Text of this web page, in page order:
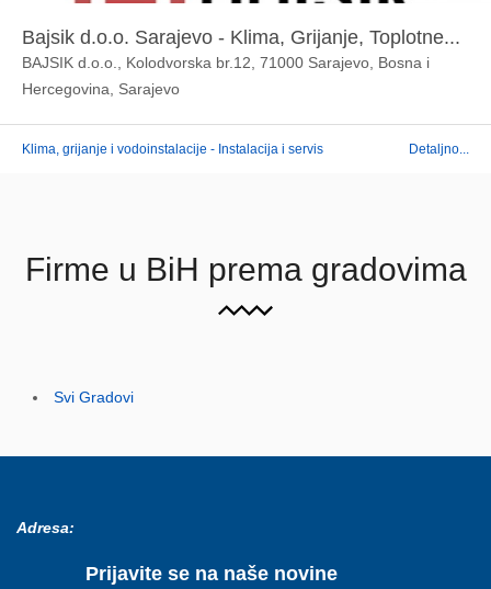
Bajsik d.o.o. Sarajevo - Klima, Grijanje, Toplotne...
BAJSIK d.o.o., Kolodvorska br.12, 71000 Sarajevo, Bosna i
Hercegovina, Sarajevo
Klima, grijanje i vodoinstalacije - Instalacija i servis Detaljno...
Firme u BiH prema gradovima
Svi Gradovi
Adresa:
Prijavite se na naše novine